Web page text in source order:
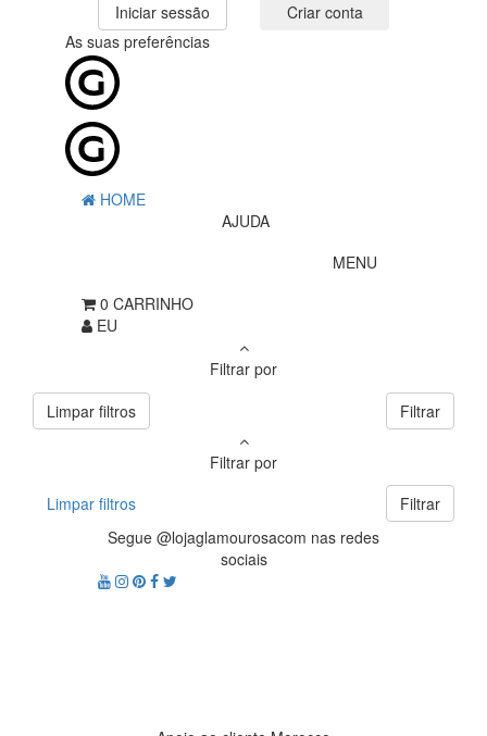
Iniciar sessão
Criar conta
As suas preferências
HOME
AJUDA
MENU
0 CARRINHO
EU
Filtrar por
Limpar filtros
Filtrar
Filtrar por
Limpar filtros
Filtrar
Segue @lojaglamourosacom nas redes
sociais